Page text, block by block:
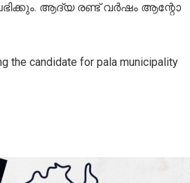
ആദ്യ രണ്ട് വര്‍ഷം ആന്റോ
the candidate for pala municipality